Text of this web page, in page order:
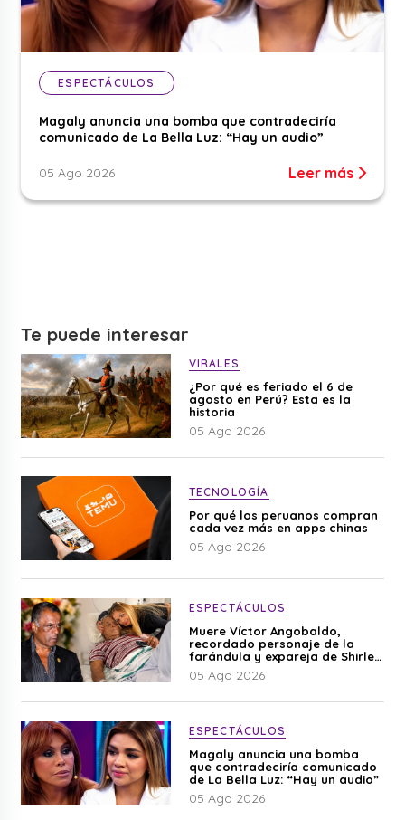
ESPECTÁCULOS
Magaly anuncia una bomba que contradeciría
comunicado de La Bella Luz: “Hay un audio”
05 Ago 2026 Leer más
Te puede interesar
VIRALES
¿Por qué es feriado el 6 de
agosto en Perú? Esta es la
historia
05 Ago 2026
TECNOLOGÍA
Por qué los peruanos compran
cada vez más en apps chinas
05 Ago 2026
ESPECTÁCULOS
Muere Víctor Angobaldo,
recordado personaje de la
farándula y expareja de Shirley
Cherres
05 Ago 2026
ESPECTÁCULOS
Magaly anuncia una bomba
que contradeciría comunicado
de La Bella Luz: “Hay un audio”
05 Ago 2026